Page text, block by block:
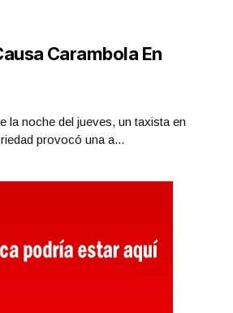
Carambola En
la noche del jueves, un taxista en
provocó una a...